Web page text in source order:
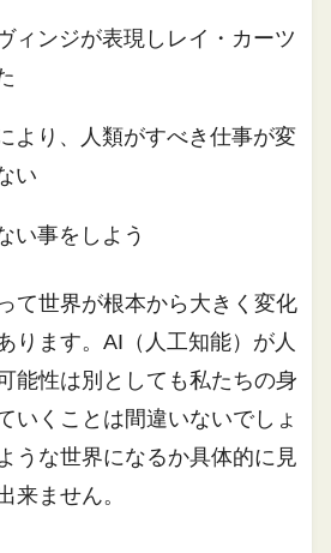
ィンジが表現しレイ・カーツ
より、人類がすべき仕事が変
い
い事をしよう
て世界が根本から大きく変化
ります。AI（人工知能）が人
能性は別としても私たちの身
いくことは間違いないでしょ
うな世界になるか具体的に見
来ません。